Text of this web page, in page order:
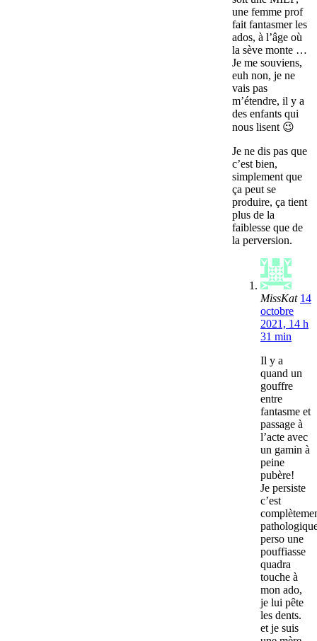
une femme prof
fait fantasmer les
ados, à l’âge où
la sève monte …
Je me souviens,
euh non, je ne
vais pas
m’étendre, il y a
des enfants qui
nous lisent 😉
Je ne dis pas que
c’est bien,
simplement que
ça peut se
produire, ça tient
plus de la
faiblesse que de
la perversion.
MissKat 14
octobre
2021, 14 h
31 min
Il y a
quand un
gouffre
entre
fantasme et
passage à
l’acte avec
un gamin à
peine
pubère!
Je persiste
c’est
perso une
pouffiasse
quadra
touche à
mon ado,
je lui pête
les dents.
et je suis